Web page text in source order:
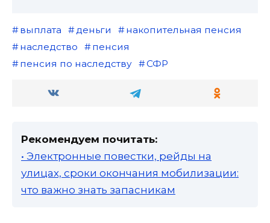
выплата деньги
накопительная пенсия
наследство
пенсия
пенсия по наследству
СФР
Рекомендуем почитать:
• Электронные повестки, рейды на
улицах, сроки окончания мобилизации:
что важно знать запасникам